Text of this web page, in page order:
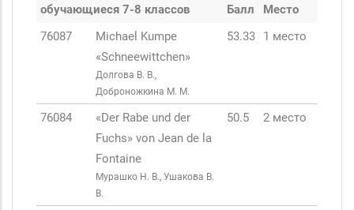
обучающиеся 7-8 классов Балл
Место
76087
Michael Kumpe
«Schneewittchen»
Долгова В. В.,
Доброножкина М. М.
53.33 1 место
76084
«Der Rabe und der
Fuchs» von Jean de la
Fontaine
Мурашко Н. В., Ушакова В.
В.
50.5 2 место